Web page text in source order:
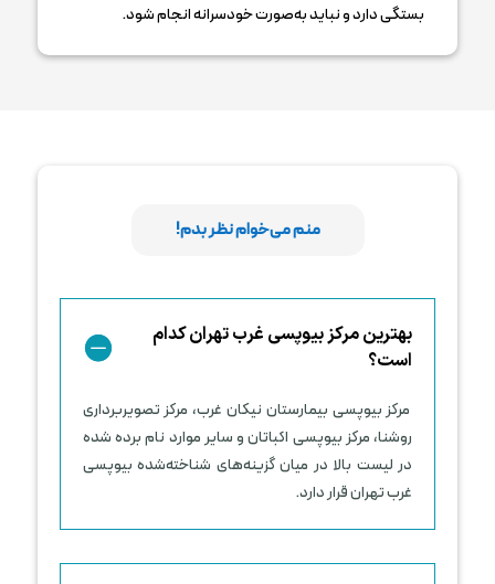
بستگی دارد و نباید به‌صورت خودسرانه انجام شود.
منم می‌خوام نظر بدم!
بهترین مرکز بیوپسی غرب تهران کدام
است؟
مرکز بیوپسی بیمارستان نیکان غرب، مرکز تصویربرداری
روشنا، مرکز بیوپسی اکباتان و سایر موارد نام برده شده
در لیست بالا در میان گزینه‌های شناخته‌شده بیوپسی
غرب تهران قرار دارد.